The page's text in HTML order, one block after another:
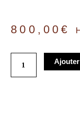
800,00€
quantité